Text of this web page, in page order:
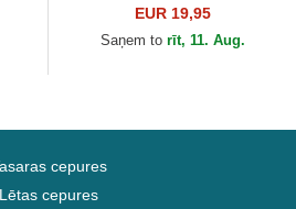
League Essential no New
York Yankees MLB no New
EUR 19,95
Saņem to rīt, 11. Aug.
cepures
Lētas cepures